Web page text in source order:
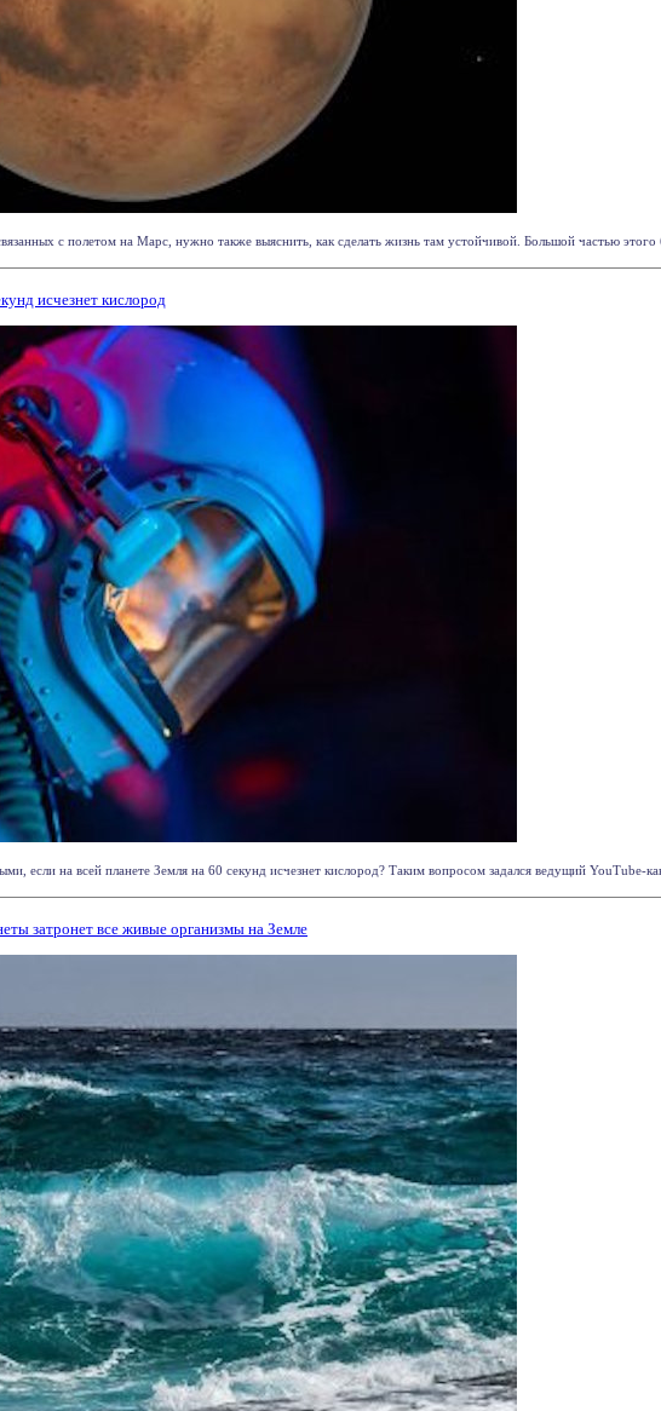
с полетом на Марс, нужно также выяснить, как сделать жизнь там устойчивой. Большой частью этого
исчезнет кислород
если на всей планете Земля на 60 секунд исчезнет кислород? Таким вопросом задался ведущий YouTube-
затронет все живые организмы на Земле